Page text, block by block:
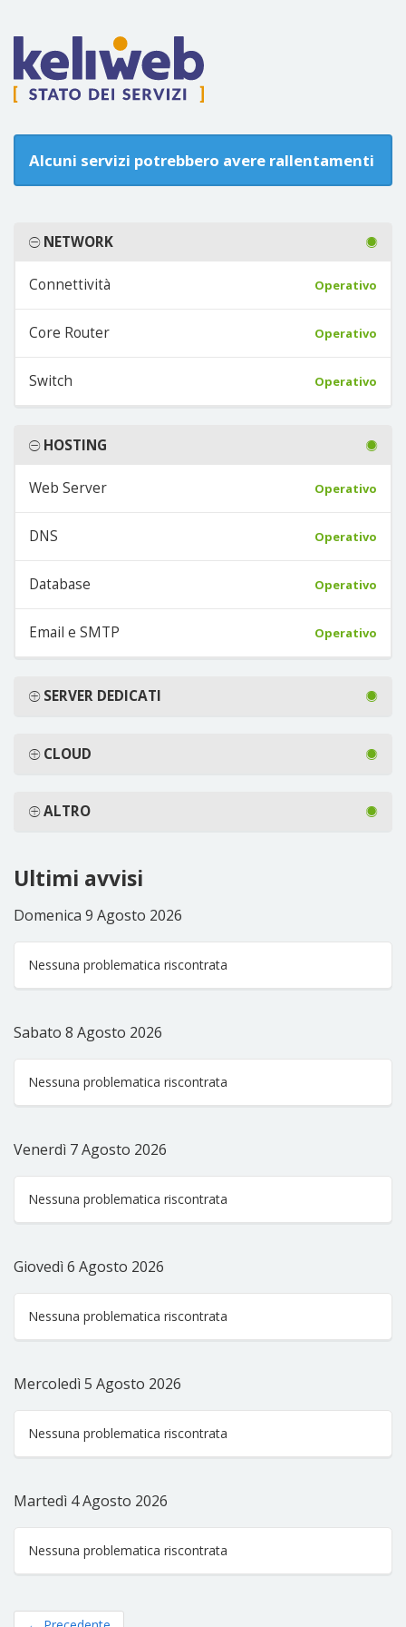
Alcuni servizi potrebbero avere rallentamenti
NETWORK
Connettività Operativo
Core Router Operativo
Switch Operativo
HOSTING
Web Server Operativo
DNS Operativo
Database Operativo
Email e SMTP Operativo
SERVER DEDICATI
CLOUD
ALTRO
Ultimi avvisi
Domenica 9 Agosto 2026
Nessuna problematica riscontrata
Sabato 8 Agosto 2026
Nessuna problematica riscontrata
Venerdì 7 Agosto 2026
Nessuna problematica riscontrata
Giovedì 6 Agosto 2026
Nessuna problematica riscontrata
Mercoledì 5 Agosto 2026
Nessuna problematica riscontrata
Martedì 4 Agosto 2026
Nessuna problematica riscontrata